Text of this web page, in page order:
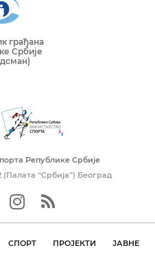
грађана
Србије
Републике Србије
“Србија”) Београд
СПОРТ ПРОЈЕКТИ
ЈАВНЕ